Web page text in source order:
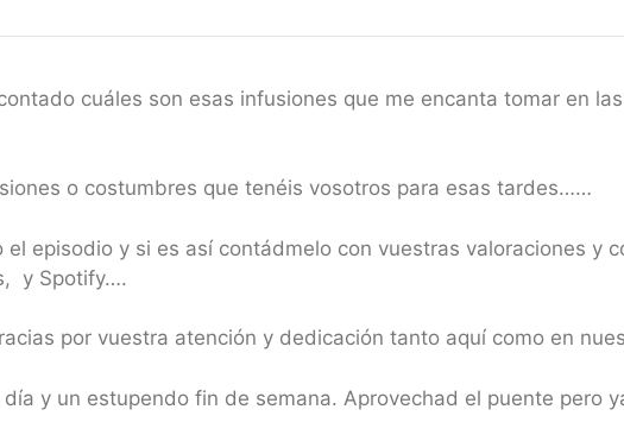
cuáles son esas infusiones que me encanta tomar en
o costumbres que tenéis vosotros para esas tardes……
el episodio y si es así contádmelo con vuestras valoraciones y
y Spotify….
por vuestra atención y dedicación tanto aquí como en
y un estupendo fin de semana. Aprovechad el puente pero